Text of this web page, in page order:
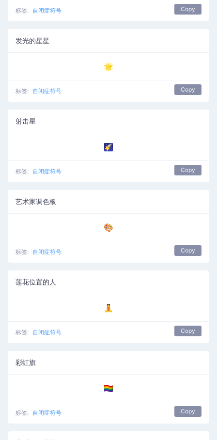
标签: 自闭症符号 Copy
发光的星星
🌟
标签: 自闭症符号 Copy
射击星
🌠
标签: 自闭症符号 Copy
艺术家调色板
🎨
标签: 自闭症符号 Copy
莲花位置的人
🧘
标签: 自闭症符号 Copy
彩虹旗
🏳️‍🌈
标签: 自闭症符号 Copy